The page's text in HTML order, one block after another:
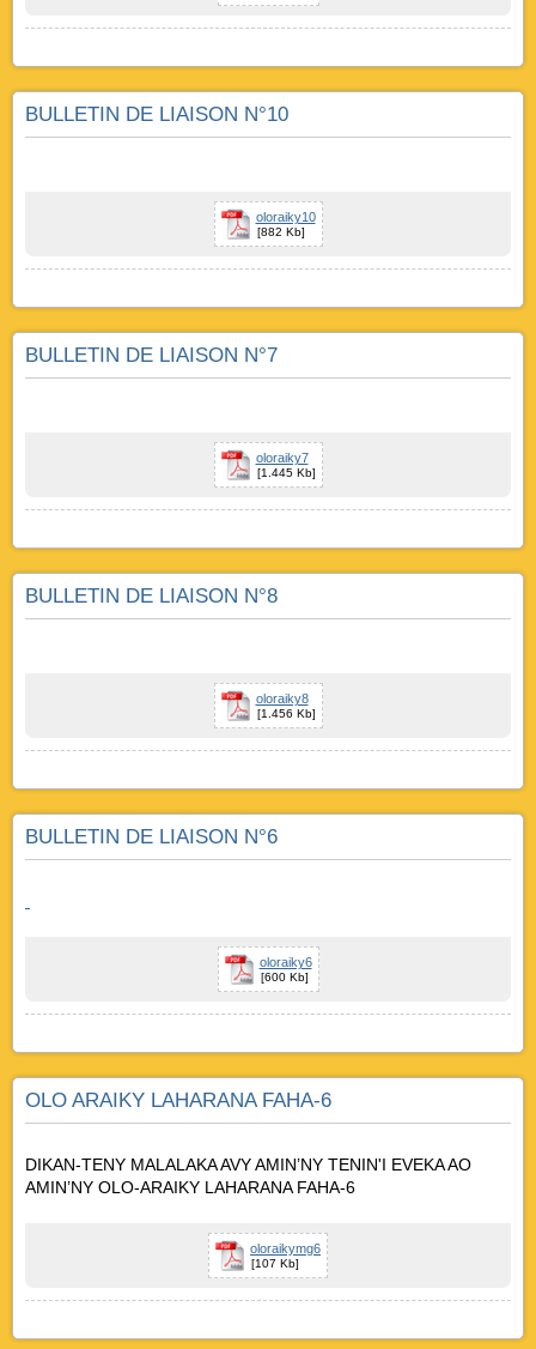
BULLETIN DE LIAISON N°10
oloraiky10
[882 Kb]
BULLETIN DE LIAISON N°7
oloraiky7
[1.445 Kb]
BULLETIN DE LIAISON N°8
oloraiky8
[1.456 Kb]
BULLETIN DE LIAISON N°6
oloraiky6
[600 Kb]
OLO ARAIKY LAHARANA FAHA-6
DIKAN-TENY MALALAKA AVY AMIN’NY TENIN'I EVEKA AO
AMIN’NY OLO-ARAIKY LAHARANA FAHA-6
oloraikymg6
[107 Kb]